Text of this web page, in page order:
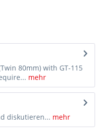
80mm) with GT-115
mehr
diskutieren... mehr